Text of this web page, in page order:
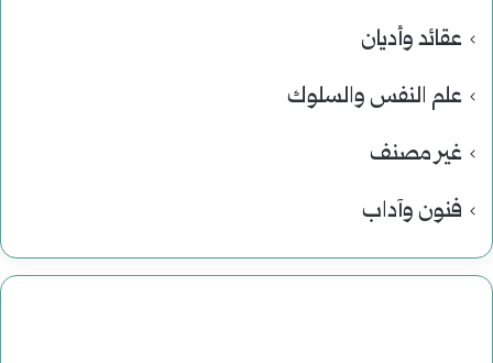
عقائد وأديان
علم النفس والسلوك
غير مصنف
فنون وآداب